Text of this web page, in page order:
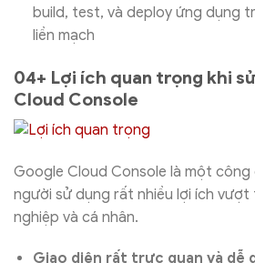
build, test, và deploy ứng dụng
liền mạch
04+ Lợi ích quan trọng khi
Cloud Console
Google Cloud Console là một công
người sử dụng rất nhiều lợi ích
nghiệp và cá nhân.
Giao diện rất trực quan và dễ